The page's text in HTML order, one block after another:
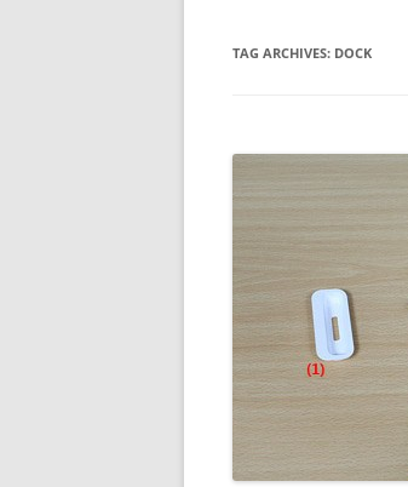
TAG ARCHIVES: DOCK